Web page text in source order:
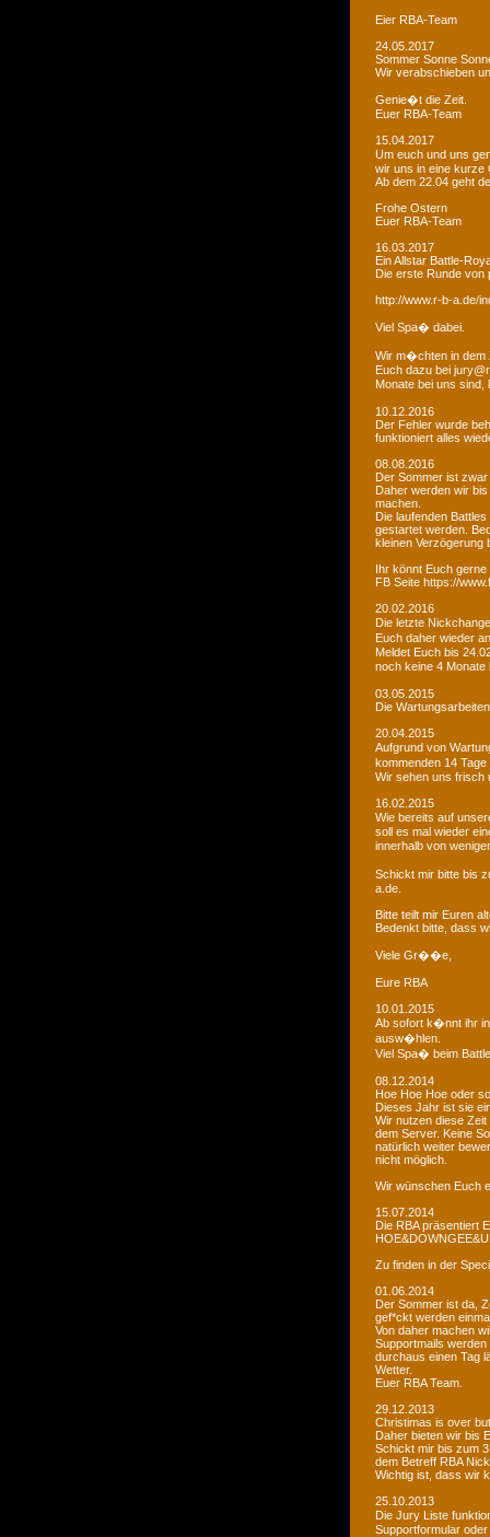
Eier RBA-Team
24.05.2017
Sommer Sonne
Wir verabschieben
Genie�t die Zeit.
Euer RBA-Team
15.04.2017
Um euch und uns
wir uns in eine kurze
Ab dem 22.04 geht
Frohe Ostern
Euer RBA-Team
16.03.2017
Ein Allstar Battle-
Die erste Runde von
http://www.r-b-a.de/
Viel Spa� dabei.
Wir m�chten in dem
Euch dazu bei
Monate bei uns
10.12.2016
Der Fehler wurde
funktioniert alles
08.08.2016
Der Sommer ist
Daher werden wir
machen.
Die laufenden
gestartet werden.
kleinen Verzögerung
Ihr könnt Euch
FB Seite https://
20.02.2016
Die letzte
Euch daher wieder
Meldet Euch bis
noch keine 4
03.05.2015
Die
20.04.2015
Aufgrund von
kommenden 14
Wir sehen uns frisch
16.02.2015
Wie bereits auf
soll es mal wieder
innerhalb von
Schickt mir bitte bis
a.de.
Bitte teilt mir Euren
Bedenkt bitte, dass
Viele Gr��e,
Eure RBA
10.01.2015
Ab sofort k�nnt ihr
ausw�hlen.
Viel Spa� beim
08.12.2014
Hoe Hoe Hoe oder
Dieses Jahr ist sie
Wir nutzen diese
dem Server. Keine
natürlich weiter
nicht möglich.
Wir wünschen Euch
15.07.2014
Die RBA präsentiert
Zu finden in der
01.06.2014
Der Sommer ist da,
gef*ckt werden
Von daher machen
Supportmails
durchaus einen Tag
Wetter.
Euer RBA Team.
29.12.2013
Christimas is over
Daher bieten wir bis
Schickt mir bis zum
dem Betreff RBA
Wichtig ist, dass wir
25.10.2013
Die Jury Liste
Supportformular